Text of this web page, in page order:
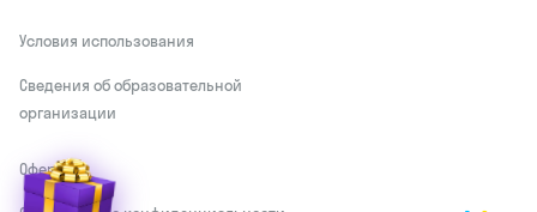
Условия использования
Сведения об образовательной
организации
Оферта